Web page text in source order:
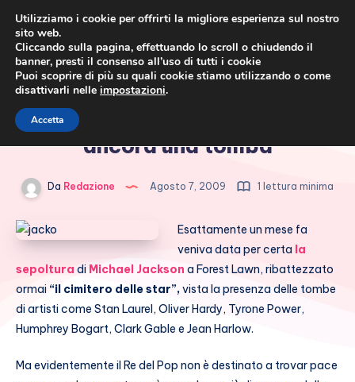
Michael Jackson non ha
ancora una tomba
Da Redazione Agosto 7, 2009 1 lettura minima
Esattamente un mese fa
veniva data per certa la
sepoltura di Michael Jackson a Forest Lawn, ribattezzato
ormai “il cimitero delle star”,vista la presenza delle tombe
di artisti come Stan Laurel, Oliver Hardy, Tyrone Power,
Humphrey Bogart, Clark Gable e Jean Harlow.
Ma evidentemente il Re del Pop non è destinato a trovar pace
Utilizziamo i cookie per offrirti la migliore esperienza sul nostro
sito web.
Cliccando sulla pagina, effettuando lo scroll o chiudendo il
banner, presti il consenso all’uso di tutti i cookie
Puoi scoprire di più su quali cookie stiamo utilizzando o come
disattivarli nelle impostazioni.
Accetta